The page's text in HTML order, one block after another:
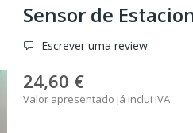
Sensor de
Escrever uma review
24,60 €
Valor apresentado já inclui IVA